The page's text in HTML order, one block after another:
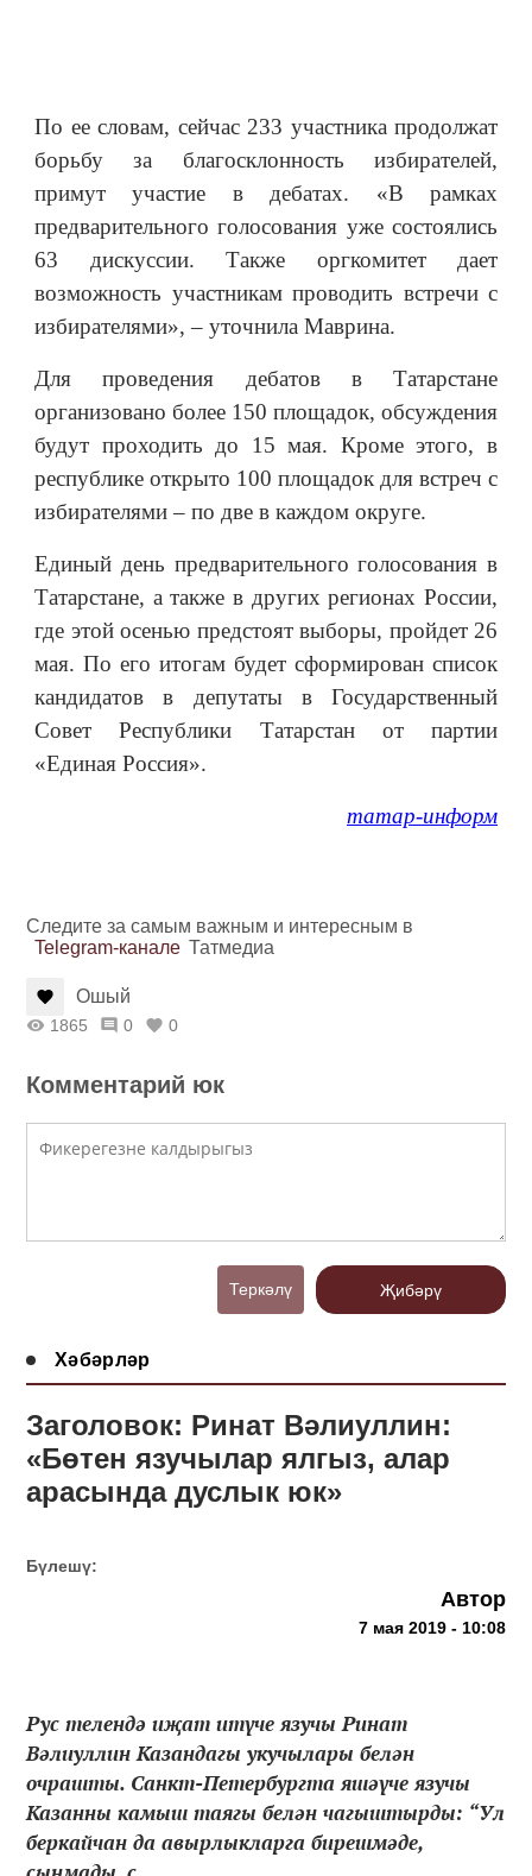
По ее словам, сейчас 233 участника продолжат
борьбу за благосклонность избирателей,
примут участие в дебатах. «В рамках
предварительного голосования уже состоялись
63 дискуссии. Также оргкомитет дает
возможность участникам проводить встречи с
избирателями», – уточнила Маврина.
Для проведения дебатов в Татарстане
организовано более 150 площадок, обсуждения
будут проходить до 15 мая. Кроме этого, в
республике открыто 100 площадок для встреч с
избирателями – по две в каждом округе.
Единый день предварительного голосования в
Татарстане, а также в других регионах России,
где этой осенью предстоят выборы, пройдет 26
мая. По его итогам будет сформирован список
кандидатов в депутаты в Государственный
Совет Республики Татарстан от партии
«Единая Россия».
татар-информ
Следите за самым важным и интересным в
Telegram-канале Татмедиа
Ошый
1865 0 0
Комментарий юк
Теркәлү Җибәрү
Хәбәрләр
Заголовок: Ринат Вәлиуллин:
«Бөтен язучылар ялгыз, алар
арасында дуслык юк»
Бүлешү:
Автор
7 мая 2019 - 10:08
Рус телендә иҗат итүче язучы Ринат
Вәлиуллин Казандагы укучылары белән
очрашты. Санкт-Петербургта яшәүче язучы
Казанны камыш таягы белән чагыштырды: “Ул
беркайчан да авырлыкларга бирешмәде,